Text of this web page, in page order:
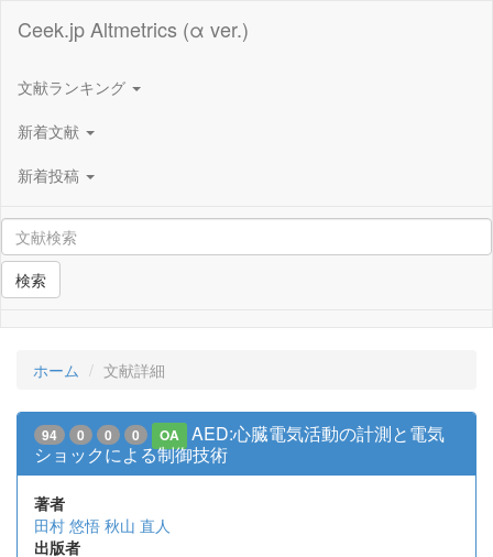
Ceek.jp Altmetrics (α ver.)
文献ランキング
新着文献
新着投稿
検索
ホーム 文献詳細
94 0 0 0 OA
AED:心臓電気活動の計測と電気
ショックによる制御技術
著者
田村 悠悟 秋山 直人
出版者